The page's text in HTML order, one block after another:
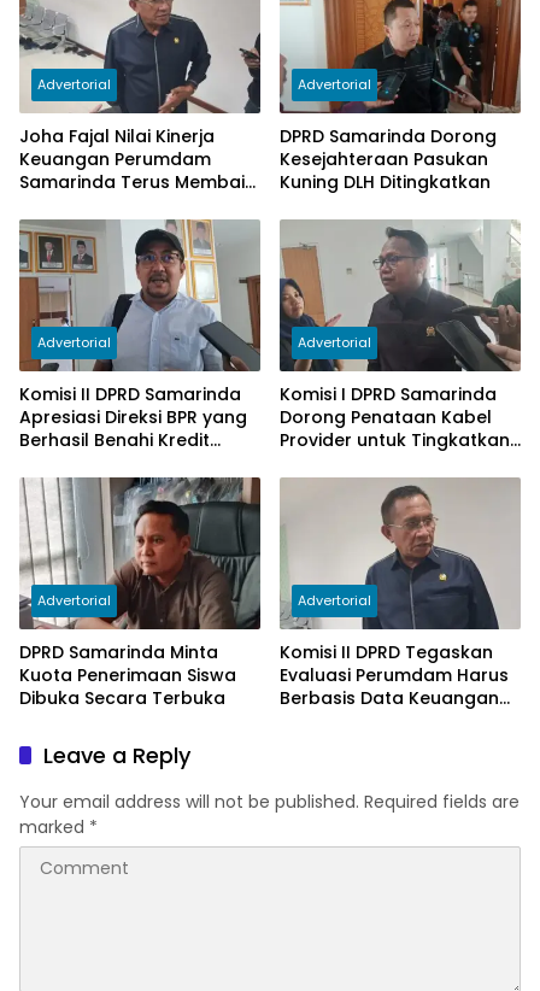
Advertorial
Joha Fajal Nilai Kinerja
Keuangan Perumdam
Samarinda Terus Membaik,
Subsidi Berkurang
Advertorial
DPRD Samarinda Dorong
Kesejahteraan Pasukan
Kuning DLH Ditingkatkan
Advertorial
Komisi II DPRD Samarinda
Apresiasi Direksi BPR yang
Berhasil Benahi Kredit
Advertorial
Komisi I DPRD Samarinda
Dorong Penataan Kabel
Provider untuk Tingkatkan
Advertorial
DPRD Samarinda Minta
Kuota Penerimaan Siswa
Dibuka Secara Terbuka
Advertorial
Komisi II DPRD Tegaskan
Evaluasi Perumdam Harus
Berbasis Data Keuangan
Leave a Reply
Your email address will not be published. Required fields are
marked *